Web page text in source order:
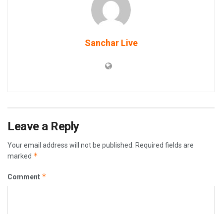
Sanchar Live
Leave a Reply
Your email address will not be published.
Required fields are
marked *
Comment *